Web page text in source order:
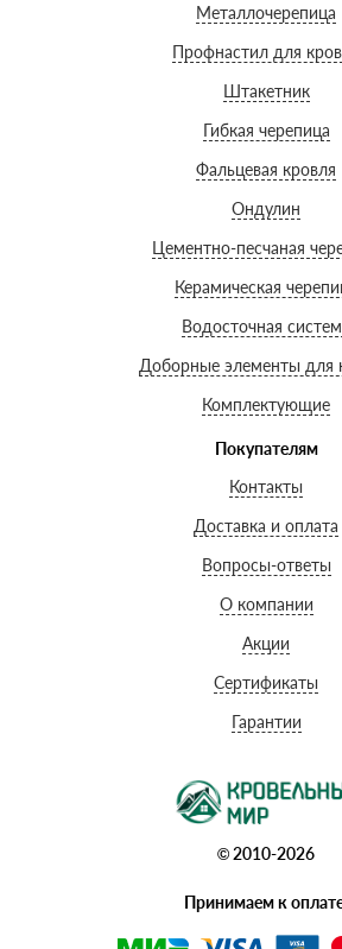
Металлочерепица
Профнастил для
Штакетник
Гибкая черепица
Фальцевая кровля
Ондулин
Цементно-песчаная
Керамическая
Водосточная
Доборные элементы для
Комплектующие
Покупателям
Контакты
Доставка и оплата
Вопросы-ответы
О компании
Акции
Сертификаты
Гарантии
© 2010-2026
Принимаем к